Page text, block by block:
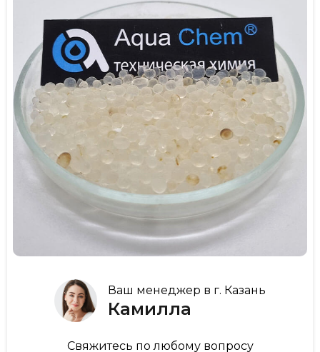
Ваш менеджер в г. Казань
Камилла
Свяжитесь по любому вопросу